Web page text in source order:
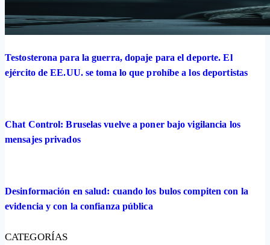
Testosterona para la guerra, dopaje para el deporte. El
ejército de EE.UU. se toma lo que prohíbe a los deportistas
Chat Control: Bruselas vuelve a poner bajo vigilancia los
mensajes privados
Desinformación en salud: cuando los bulos compiten con la
evidencia y con la confianza pública
CATEGORÍAS